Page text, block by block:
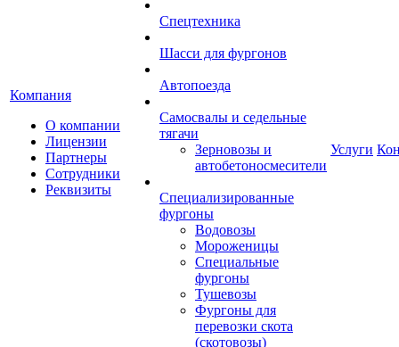
Компания
О компании
Лицензии
Партнеры
Сотрудники
Реквизиты
Спецтехника
Шасси для фургонов
Автопоезда
Самосвалы и седельные
тягачи
Зерновозы и
автобетоносмесители
Специализированные
фургоны
Водовозы
Мороженицы
Специальные
фургоны
Тушевозы
Фургоны для
перевозки скота
(скотовозы)
Услуги